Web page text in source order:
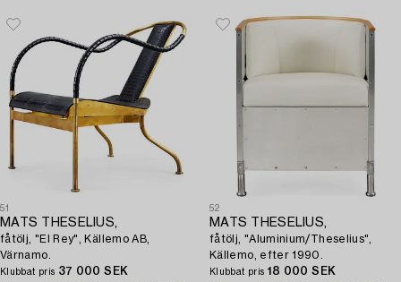
51
MATS THESELIUS,
fåtölj, "El Rey", Källemo AB,
Värnamo.
Klubbat pris 37 000 SEK
52
MATS THESELIUS,
fåtölj, "Aluminium/Theselius",
Källemo, efter 1990.
Klubbat pris 18 000 SEK